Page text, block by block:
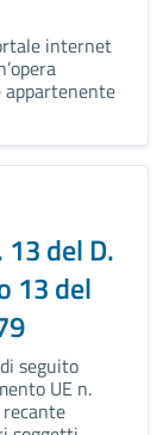
internet
appartenente
del D.
13 del
seguito
UE n.